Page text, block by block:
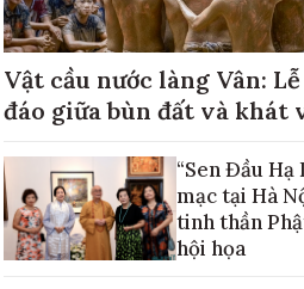
Vật cầu nước làng Vân:
đáo giữa bùn đất và khát
“Sen Đầu Hạ
mạc tại Hà
tinh thần
hội họa